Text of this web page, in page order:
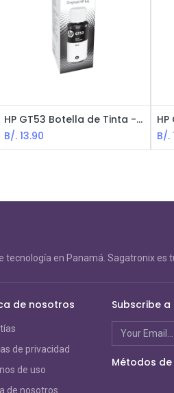
HP GT53 Botella de Tinta - Negra
B/.13.90
B/.
en Panamá. Sagatronix es
de nosotros
de privacidad
de uso
de nosotros
Subscribe
Métodos de